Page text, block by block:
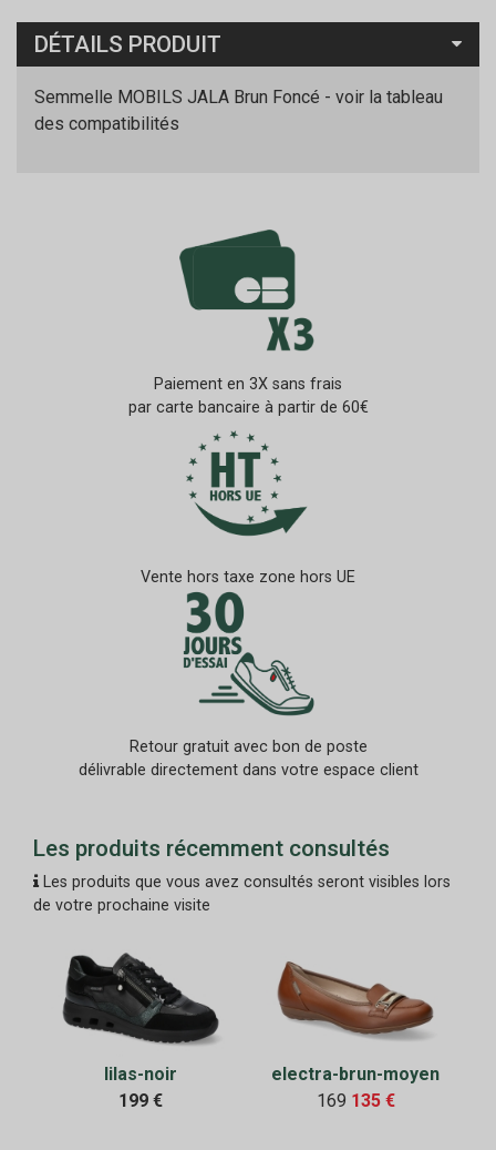
DÉTAILS PRODUIT
Semmelle MOBILS JALA Brun Foncé - voir la tableau
des compatibilités
Paiement en 3X sans frais
par carte bancaire à partir de 60€
Vente hors taxe zone hors UE
Retour gratuit avec bon de poste
délivrable directement dans votre espace client
Les produits récemment consultés
Les produits que vous avez consultés seront visibles lors
de votre prochaine visite
lilas-noir
199 €
electra-brun-moyen
169 135 €